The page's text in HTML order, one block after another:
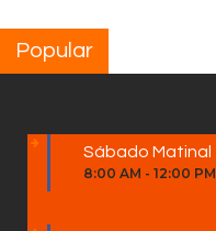
Popular
Sábado Matinal
8:00 AM - 12:00 PM